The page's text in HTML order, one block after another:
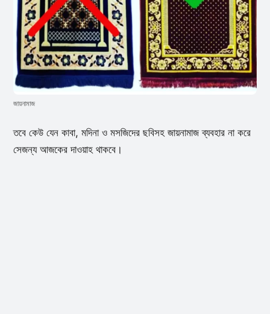
জায়নামাজ
তবে কেউ যেন কাবা, মদিনা ও মসজিদের ছবিসহ জায়নামাজ ব্যবহার না করে
সেজন্য আজকের দাওয়াহ থাকবে।